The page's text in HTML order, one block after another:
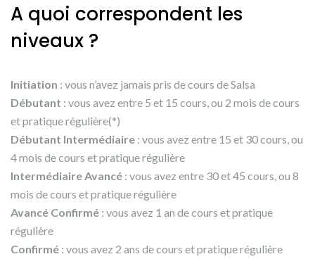
A quoi correspondent les
niveaux ?
Initiation : vous n’avez jamais pris de cours de Salsa
Débutant : vous avez entre 5 et 15 cours, ou 2 mois de cours
et pratique régulière(*)
Débutant Intermédiaire : vous avez entre 15 et 30 cours, ou
4 mois de cours et pratique régulière
Intermédiaire Avancé : vous avez entre 30 et 45 cours, ou 8
mois de cours et pratique régulière
Avancé Confirmé : vous avez 1 an de cours et pratique
régulière
Confirmé : vous avez 2 ans de cours et pratique régulière